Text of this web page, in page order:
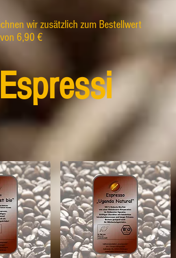
wir zusätzlich zum Bestellwert
6,90 €
Espressi